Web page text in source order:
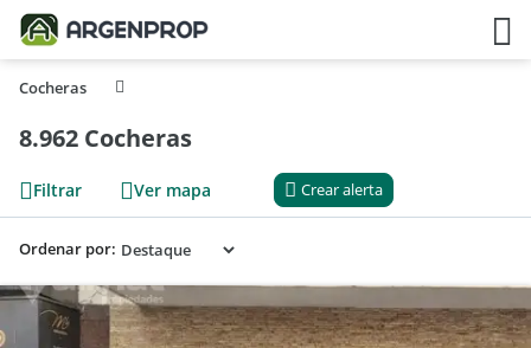
Cocheras
8.962 Cocheras
Filtrar Ver mapa Crear alerta
Ordenar por: